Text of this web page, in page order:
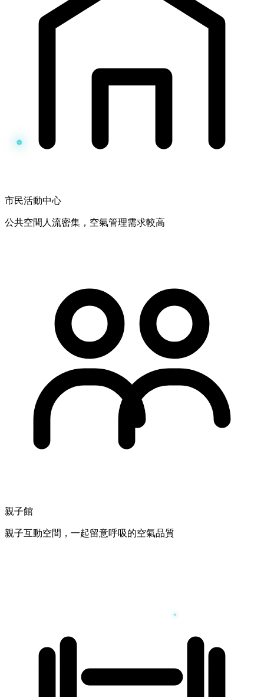
市民活動中心
公共空間人流密集，空氣管理需求較高
親子館
親子互動空間，一起留意呼吸的空氣品質